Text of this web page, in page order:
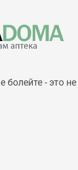
болейте - это не